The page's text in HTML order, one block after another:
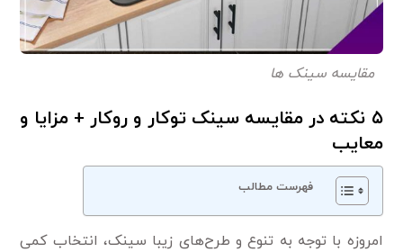
مقایسه سینک ها
۵ نکته در مقایسه سینک توکار و روکار + مزایا و
معایب
فهرست مطالب
امروزه با توجه به تنوع و طرح‌های زیبا سینک، انتخاب کمی